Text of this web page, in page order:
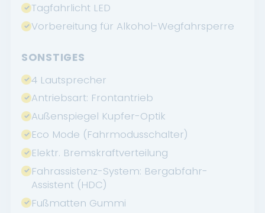
Tagfahrlicht LED
Vorbereitung für Alkohol-Wegfahrsperre
SONSTIGES
4 Lautsprecher
Antriebsart: Frontantrieb
Außenspiegel Kupfer-Optik
Eco Mode (Fahrmodusschalter)
Elektr. Bremskraftverteilung
Fahrassistenz-System: Bergabfahr-
Assistent (HDC)
Fußmatten Gummi